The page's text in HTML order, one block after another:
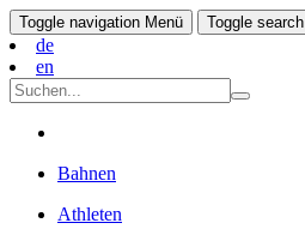
Toggle navigation Menü Toggle search
de
en
Bahnen
Athleten